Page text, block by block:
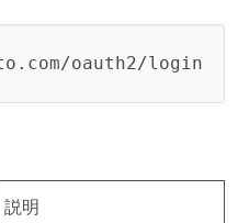
oauth2/login
説明